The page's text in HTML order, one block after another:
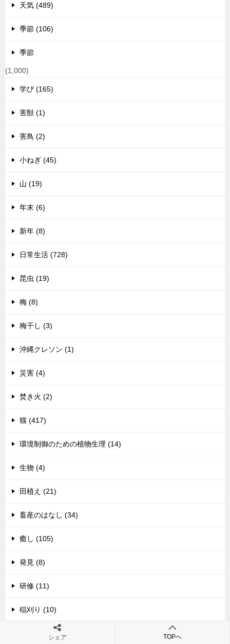
天気 (489)
季節 (106)
季節
(1,000)
学び (165)
害獣 (1)
害鳥 (2)
小ねぎ (45)
山 (19)
年末 (6)
新年 (8)
日常生活 (728)
昆虫 (19)
梅 (8)
梅干し (3)
沖縄クレソン (1)
災害 (4)
焚き火 (2)
猫 (417)
環境制御のための植物生理 (14)
生物 (4)
田植え (21)
畜産のはなし (34)
癒し (105)
発見 (8)
研修 (11)
稲刈り (10)
シェア TOPへ